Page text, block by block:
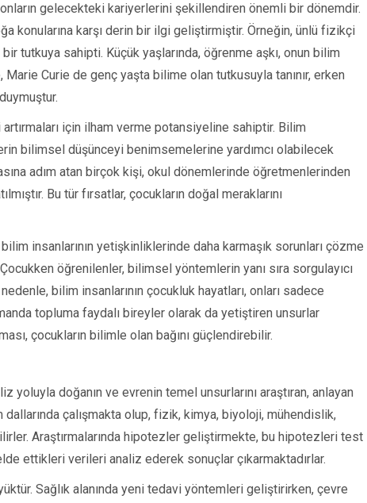
onların gelecekteki kariyerlerini şekillendiren önemli bir dönemdir.
konularına karşı derin bir ilgi geliştirmiştir. Örneğin, ünlü fizikçi
tutkuya sahipti. Küçük yaşlarında, öğrenme aşkı, onun bilim
Marie Curie de genç yaşta bilime olan tutkusuyla tanınır, erken
için ilham verme potansiyeline sahiptir. Bilim
bilimsel düşünceyi benimsemelerine yardımcı olabilecek
adım atan birçok kişi, okul dönemlerinde öğretmenlerinden
Bu tür fırsatlar, çocukların doğal meraklarını
insanlarının yetişkinliklerinde daha karmaşık sorunları çözme
öğrenilenler, bilimsel yöntemlerin yanı sıra sorgulayıcı
bilim insanlarının çocukluk hayatları, onları sadece
topluma faydalı bireyler olarak da yetiştiren unsurlar
çocukların bilimle olan bağını güçlendirebilir.
doğanın ve evrenin temel unsurlarını araştıran, anlayan
çalışmakta olup, fizik, kimya, biyoloji, mühendislik,
Araştırmalarında hipotezler geliştirmekte, bu hipotezleri test
ettikleri verileri analiz ederek sonuçlar çıkarmaktadırlar.
Sağlık alanında yeni tedavi yöntemleri geliştirirken, çevre